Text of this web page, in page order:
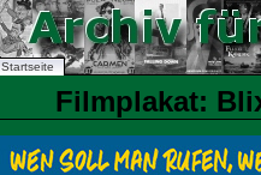
Startseite
Filmplakat: